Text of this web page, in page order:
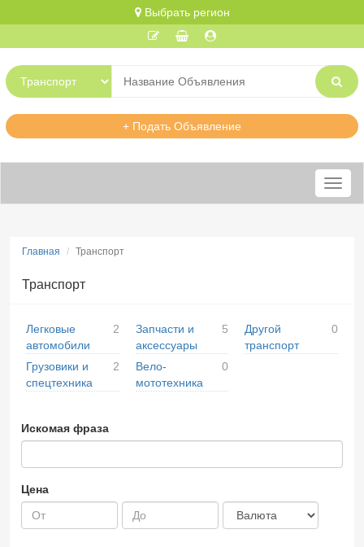
Выбрать регион
+ Подать Объявление
Меню
Главная Транспорт
Транспорт
Легковые
автомобили
2
Грузовики и
спецтехника
2
Запчасти и
аксессуары
5
Вело-
мототехника
0
Другой
транспорт
0
Искомая фраза
Цена